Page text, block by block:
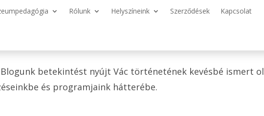
Rólunk Helyszíneink Szerződések Kapcsolat
betekintést nyújt Vác történetének kevésbé ismert
és programjaink hátterébe.